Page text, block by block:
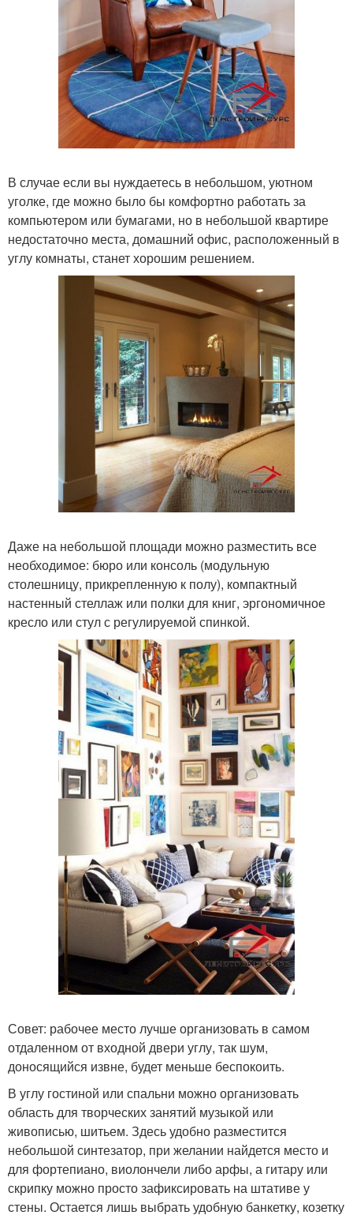
В случае если вы нуждаетесь в небольшом, уютном
уголке, где можно было бы комфортно работать за
компьютером или бумагами, но в небольшой квартире
недостаточно места, домашний офис, расположенный в
углу комнаты, станет хорошим решением.
Даже на небольшой площади можно разместить все
необходимое: бюро или консоль (модульную
столешницу, прикрепленную к полу), компактный
настенный стеллаж или полки для книг, эргономичное
кресло или стул с регулируемой спинкой.
Совет: рабочее место лучше организовать в самом
отдаленном от входной двери углу, так шум,
доносящийся извне, будет меньше беспокоить.
В углу гостиной или спальни можно организовать
область для творческих занятий музыкой или
живописью, шитьем. Здесь удобно разместится
небольшой синтезатор, при желании найдется место и
для фортепиано, виолончели либо арфы, а гитару или
скрипку можно просто зафиксировать на штативе у
стены. Остается лишь выбрать удобную банкетку, козетку